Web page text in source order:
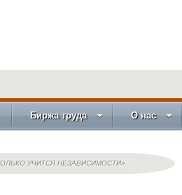
Биржа труда О нас
УЧИТСЯ НЕЗАВИСИМОСТИ»